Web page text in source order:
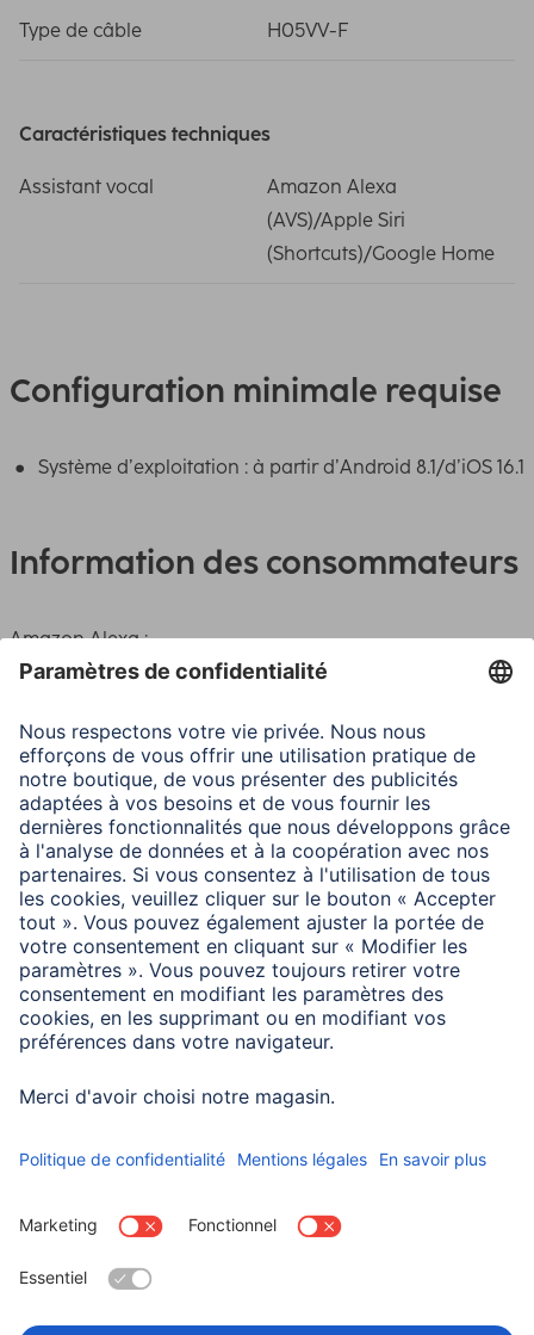
Type de câble H05VV-F
Caractéristiques techniques
Assistant vocal
Amazon Alexa
(AVS)/Apple Siri
(Shortcuts)/Google Home
Configuration minimale requise
Système d’exploitation : à partir d’Android 8.1/d’iOS 16.1
Information des consommateurs
Amazon Alexa :
la skill Alexa "Hama Home" doit également être activée
l’application Hama Home est alors relié à Alexa. Ceci
permet de commander les appareils par une commande
vocale (mise sous/hors tension)
Assistant Google :
le service "Hama Home" doit également être activé dans
l’application Google Home. Le compte d’utilisateur de
l’application Hama Home est alors relié à Google.
Ceci permet de commander les appareils par une
commande vocale (mise sous/hors tension).